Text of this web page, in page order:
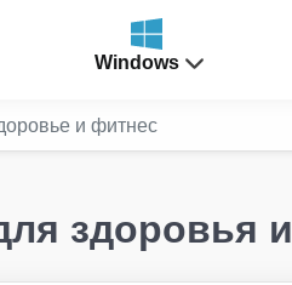
Windows
и фитнес
здоровья